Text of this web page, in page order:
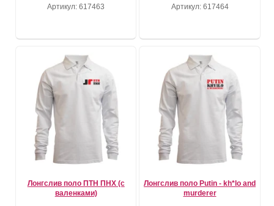
Артикул: 617463 Артикул: 617464
Лонгслив поло ПТН ПНХ (с
валенками)
Лонгслив поло Putin - kh*lo and
murderer